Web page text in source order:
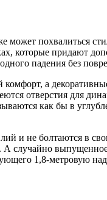
может похвалиться
которые придают
падения без
комфорт, а
отверстия для
как бы в
не болтаются в
случайно
1,8-метровую